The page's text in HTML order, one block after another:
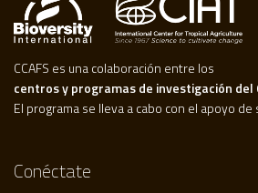
CCAFS es una colaboración entre los
centros y programas de investigación del
El programa se lleva a cabo con el apoyo de
Conéctate